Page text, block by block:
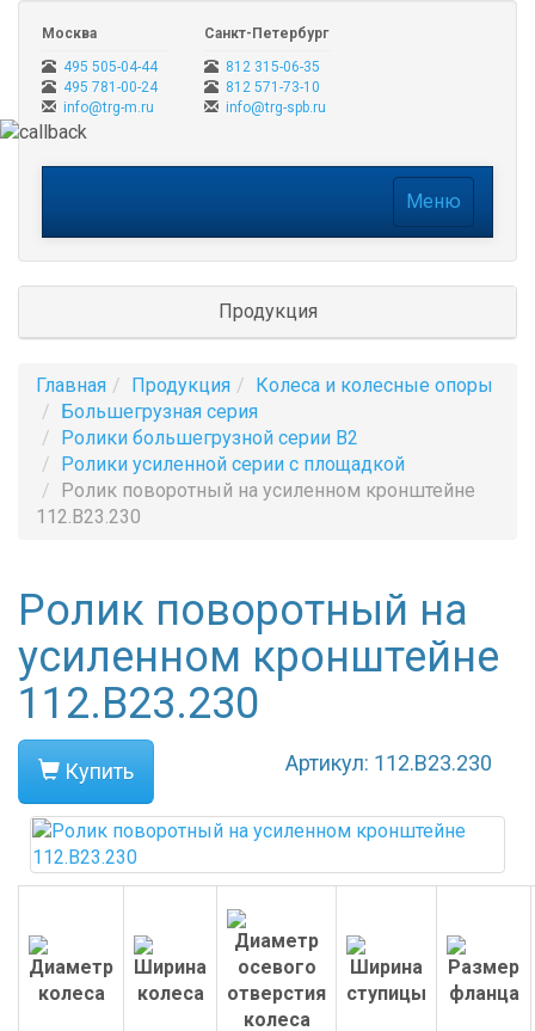
Москва
495 505-04-44
495 781-00-24
info@trg-m.ru
Санкт-Петербург
812 315-06-35
812 571-73-10
info@trg-spb.ru
Меню
Продукция
Главная Продукция
Колеса и колесные опоры
Большегрузная серия
Ролики большегрузной серии B2
Ролики усиленной серии с площадкой
Ролик поворотный на усиленном кронштейне
112.B23.230
Ролик поворотный на
усиленном кронштейне
112.B23.230
Купить Артикул: 112.B23.230